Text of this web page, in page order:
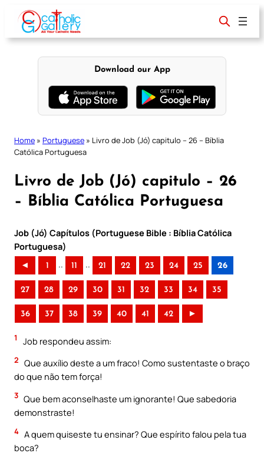
content
Download our App
Home » Portuguese » Livro de Job (Jó) capitulo – 26 – Bíblia
Católica Portuguesa
Livro de Job (Jó) capitulo – 26
– Bíblia Católica Portuguesa
Job (Jó) Capítulos (Portuguese Bible : Bíblia Católica
Portuguesa)
◄ 1 .. 11 .. 21 22 23 24 25 26
27 28 29 30 31 32 33 34 35
36 37 38 39 40 41 42 ►
1 Job respondeu assim:
2 Que auxílio deste a um fraco! Como sustentaste o braço
do que não tem força!
3 Que bem aconselhaste um ignorante! Que sabedoria
demonstraste!
4 A quem quiseste tu ensinar? Que espírito falou pela tua
boca?